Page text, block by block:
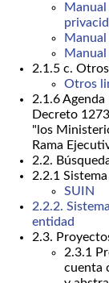
Manual
2.1.5 c.
Otros
2.1.6 Agenda
Decreto
"los
Rama
2.2.
2.2.1
SUIN
2.2.2.
entidad
2.3.
2.3.1
cuenta